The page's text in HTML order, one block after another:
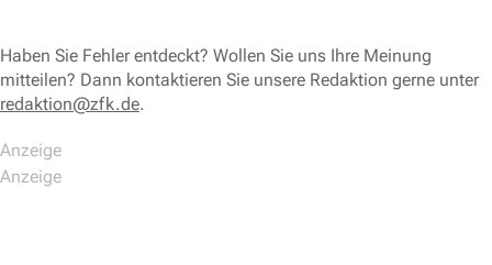
Haben Sie Fehler entdeckt? Wollen Sie uns Ihre Meinung
mitteilen? Dann kontaktieren Sie unsere Redaktion gerne unter
redaktion@zfk.de.